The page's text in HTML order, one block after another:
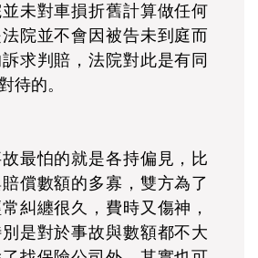
未對車損折舊計算做任何
院並不會因被告未到庭而
求判賠，法院對此是有同
待的。
最怕的就是各持偏見，比
償數額的多寡，雙方為了
糾纏很久，費時又傷神，
是對於事故與數額都不大